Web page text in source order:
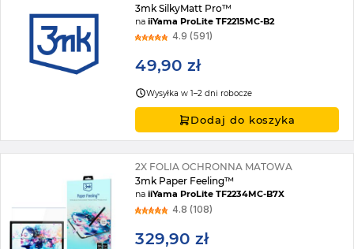
3mk SilkyMatt Pro™
naiiYama ProLite TF2215MC-B2
4.9 (591)
49,90 zł
Wysyłka w 1–2 dni robocze
Dodaj do koszyka
2X FOLIA OCHRONNA MATOWA
3mk Paper Feeling™
naiiYama ProLite TF2234MC-B7X
4.8 (108)
329,90 zł